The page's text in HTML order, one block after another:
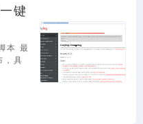
键
本 最
具